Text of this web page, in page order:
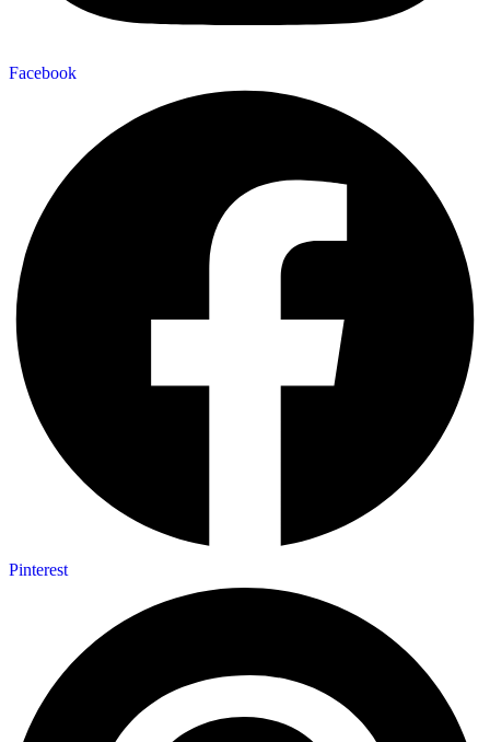
Facebook
Pinterest